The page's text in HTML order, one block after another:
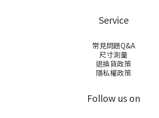
Service
常見問題Q&A
尺寸測量
退換貨政策
隱私權政策
Follow us on